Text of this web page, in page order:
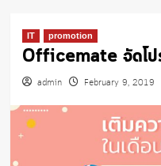
IT promotion
Officemate จัดโป
admin February 9, 2019